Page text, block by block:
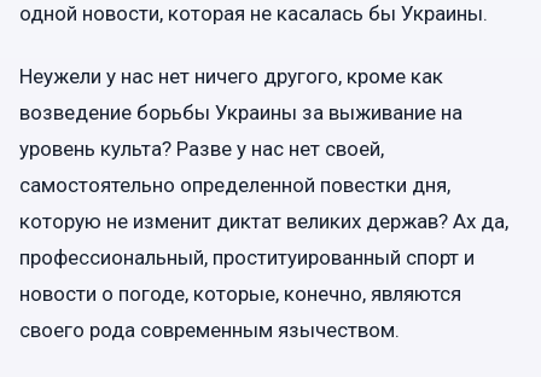
одной новости, которая не касалась бы Украины.
Неужели у нас нет ничего другого, кроме как
возведение борьбы Украины за выживание на
уровень культа? Разве у нас нет своей,
самостоятельно определенной повестки дня,
которую не изменит диктат великих держав? Ах да,
профессиональный, проституированный спорт и
новости о погоде, которые, конечно, являются
своего рода современным язычеством.